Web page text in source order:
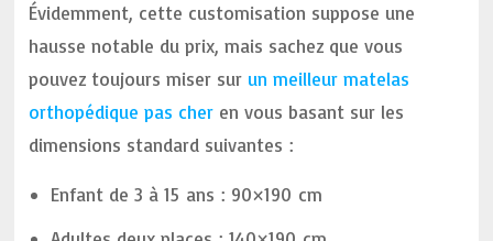
Évidemment, cette customisation suppose une
hausse notable du prix, mais sachez que vous
pouvez toujours miser sur un meilleur matelas
orthopédique pas cher en vous basant sur les
dimensions standard suivantes :
Enfant de 3 à 15 ans : 90×190 cm